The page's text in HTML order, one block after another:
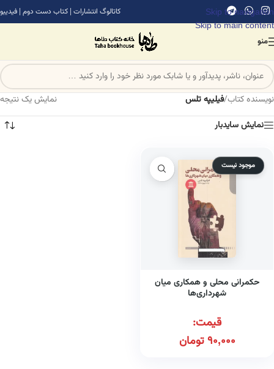
Skip to navigation
Skip to main content
کاتالوگ انتشارات | کتاب دست دوم | فیدیبو
منو
نویسنده کتاب/فیلیپه تلس
نمایش یک نتیجه
نمایش سایدبار
موجود نیست
حکمرانی محلی و همکاری میان
شهرداری‌ها
قیمت:
90,000تومان